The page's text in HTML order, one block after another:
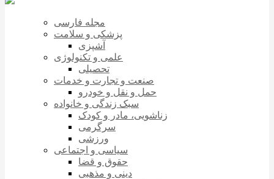
مجله فارسی
پزشکی و سلامت
آشپزی
علمی و تکنولوژی
تحصیلی
صنعت و تجارت و خدمات
حمل و نقل و خودرو
سبک زندگی و خانواده
زناشویی، مادر و کودک
سرگرمی
ورزشی
سیاسی و اجتماعی
حقوق و قضا
دینی و مذهبی